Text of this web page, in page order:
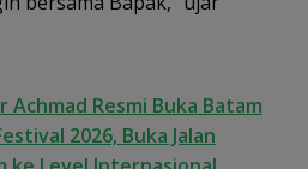
Achmad Resmi Buka Batam
2026, Buka Jalan